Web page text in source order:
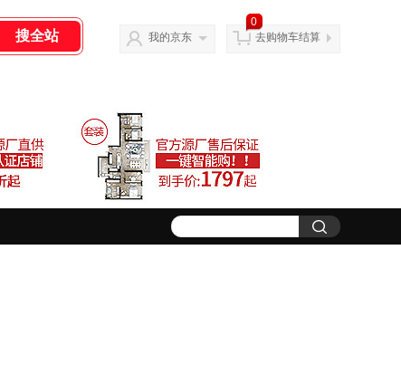
我的京东
0
去购物车结算